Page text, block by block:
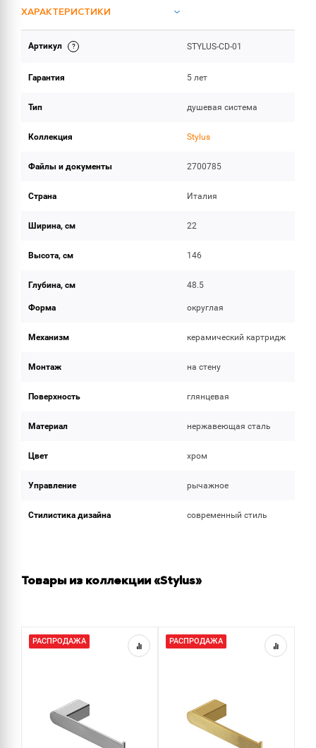
ХАРАКТЕРИСТИКИ
ИНСТРУКЦИИ И ДОКУМЕНТАЦИЯ
Артикул STYLUS-CD-01
Гарантия 5 лет
Тип душевая система
Коллекция Stylus
Файлы и документы 2700785
Страна Италия
Ширина, см 22
Высота, см 146
Глубина, см 48.5
Форма округлая
Механизм керамический картридж
Монтаж на стену
Поверхность глянцевая
Материал нержавеющая сталь
Цвет хром
Управление рычажное
Стилистика дизайна современный стиль
Товары из коллекции «Stylus»
РАСПРОДАЖА РАСПРОДАЖА